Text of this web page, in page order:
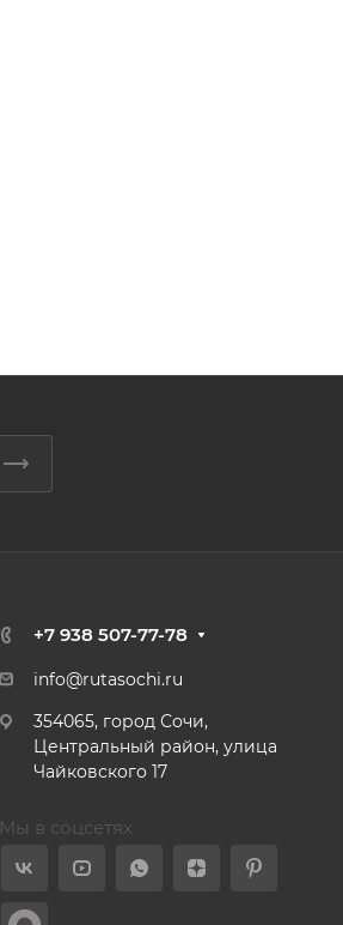
+7 938 507-77-78
info@rutasochi.ru
354065, город Сочи,
Центральный район, улица
Чайковского 17
Мы в соцсетях